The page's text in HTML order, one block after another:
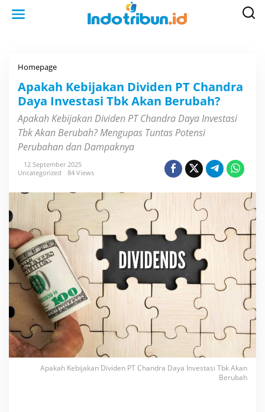
Homepage
a
k
a
h
K
e
b
j
k
a
D
v
d
e
n
P
n
d
r
a
D
a
y
a
I
n
v
Apakah Kebijakan Dividen PT Chandra
Daya Investasi Tbk Akan Berubah?
Apakah Kebijakan Dividen PT Chandra Daya Investasi
Tbk Akan Berubah? Mengupas Tuntas Potensi
Perubahan dan Dampaknya
12 September 2025
Uncategorized
84 Views
Apakah Kebijakan Dividen PT Chandra Daya Investasi Tbk Akan
Berubah